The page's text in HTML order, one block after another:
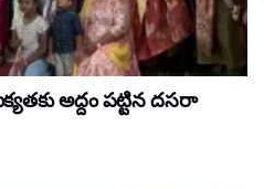
అద్దం పట్టిన దసరా